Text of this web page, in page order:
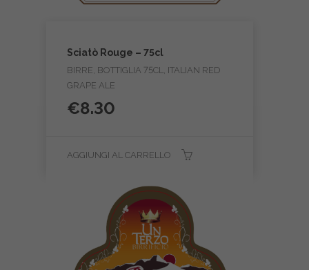
Sciatò Rouge – 75cl
BIRRE, BOTTIGLIA 75CL, ITALIAN RED
GRAPE ALE
€8.30
AGGIUNGI AL CARRELLO